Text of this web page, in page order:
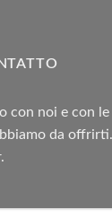
con noi e con
da